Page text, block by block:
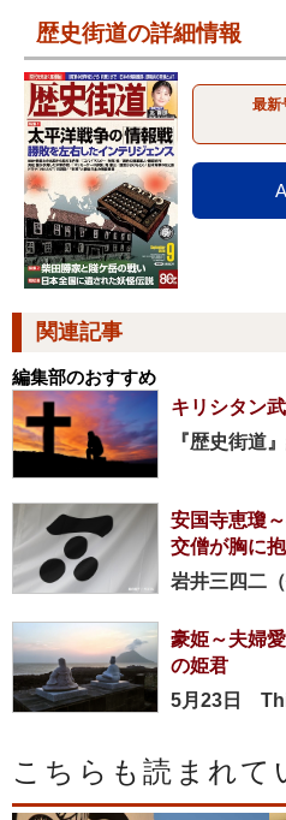
歴史街道の詳細情報
最新
関連記事
編集部のおすすめ
キリシタン
『歴史街道
安国寺恵瓊
交僧が胸に
岩井三四二（
豪姫～夫婦
の姫君
5月23日
こちらも読まれて